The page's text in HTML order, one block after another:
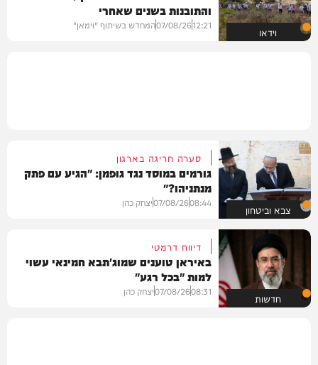
וידאו
והתובנות בשנים שאחרי
12:21
07/08/26המחדש בשיתוף "וימאן"
צבא וביטחון
סערה חריגה בארגון
גורמים במוסד נגד גופמן: "הגיע עם פתק
מנתניהו?"
08:44
07/08/26יצחק כהן
חדשות
דיווח דרמטי
באיראן טוענים שמוג'תבא חמינאי עשוי
למות "בכל רגע"
08:31
07/08/26יצחק כהן